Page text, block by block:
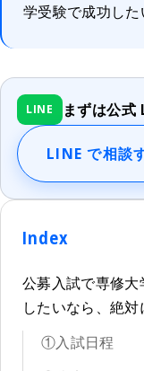
学受験で成功し
LINE まずは公式
LINE で相談
Index
公募入試で専修大
したいなら、絶
①入試日程